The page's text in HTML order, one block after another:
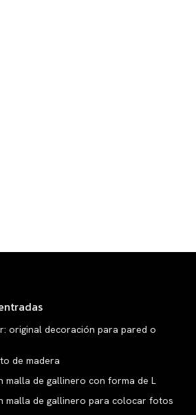
original decoración para pared o
de madera
malla de gallinero con forma de L
malla de gallinero para colocar fotos